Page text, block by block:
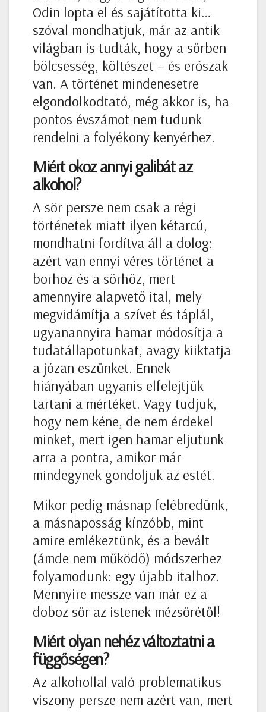
Odin lopta el és sajátította ki…
szóval mondhatjuk, már az antik
világban is tudták, hogy a sörben
bölcsesség, költészet – és erőszak
van. A történet mindenesetre
elgondolkodtató, még akkor is, ha
pontos évszámot nem tudunk
rendelni a folyékony kenyérhez.
Miért okoz annyi galibát az
alkohol?
A sör persze nem csak a régi
történetek miatt ilyen kétarcú,
mondhatni fordítva áll a dolog:
azért van ennyi véres történet a
borhoz és a sörhöz, mert
amennyire alapvető ital, mely
megvidámítja a szívet és táplál,
ugyanannyira hamar módosítja a
tudatállapotunkat, avagy kiiktatja
a józan eszünket. Ennek
hiányában ugyanis elfelejtjük
tartani a mértéket. Vagy tudjuk,
hogy nem kéne, de nem érdekel
minket, mert igen hamar eljutunk
arra a pontra, amikor már
mindegynek gondoljuk az estét.
Mikor pedig másnap felébredünk,
a másnaposság kínzóbb, mint
amire emlékeztünk, és a bevált
(ámde nem működő) módszerhez
folyamodunk: egy újabb italhoz.
Mennyire messze van már ez a
doboz sör az istenek mézsörétől!
Miért olyan nehéz változtatni a
függőségen?
Az alkohollal való problematikus
viszony persze nem azért van, mert